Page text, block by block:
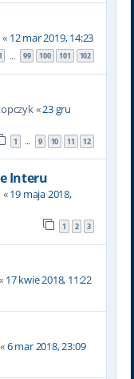
« 12 mar 2019, 14:23
… 99 100 101 102
«23 gru
1 … 9 10 11 12
Interu
«19 maja 2018,
1 2 3
17 kwie 2018, 11:22
«6 mar 2018, 23:09